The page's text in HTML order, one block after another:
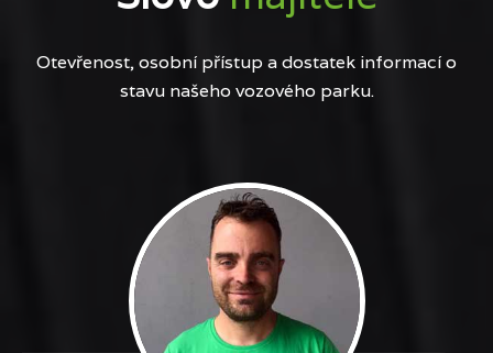
Otevřenost, osobní přístup a dostatek informací o
stavu našeho vozového parku.